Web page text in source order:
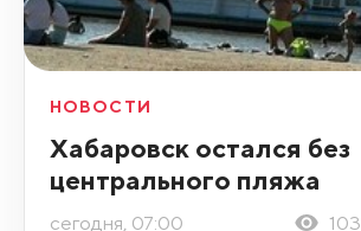
НОВОСТИ
Хабаровск остался без
центрального пляжа
сегодня, 07:00 103